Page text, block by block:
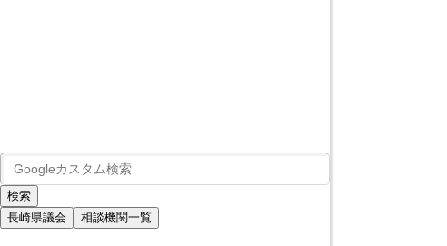
長崎県議会 相談機関一覧